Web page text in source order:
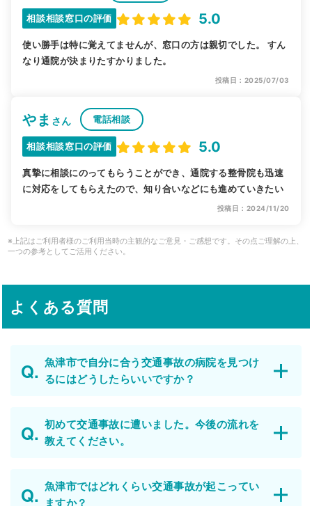
相談相談窓口の評価 5.0
使い勝手は特に覚えてませんが、窓口の方は親切でした。 すん
なり通院が決まりたすかりました。
投稿日：2025/07/03
やま さん 電話相談
相談相談窓口の評価 5.0
真摯に相談にのってもらうことができ、通院する整骨院も迅速
に対応をしてもらえたので、知り合いなどにも進めていきたい
投稿日：2024/11/20
※上記はご利用者様のご利用当時の主観的なご意見・ご感想です。その点ご理解の上、
一つの参考としてご活用ください。
よくある質問
魚津市で自分に合う交通事故の病院を見つけ
るにはどうしたらいいですか？
初めて交通事故に遭いました。今後の流れを
教えてください。
魚津市ではどれくらい交通事故が起こってい
ますか？